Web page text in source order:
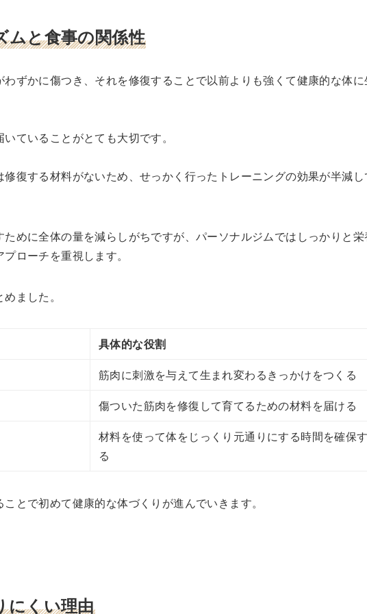
ムと食事の関係性
ずかに傷つき、それを修復することで以前よりも強くて健康的な体に
ていることがとても大切です。
復する材料がないため、せっかく行ったトレーニングの効果が半減し
めに全体の量を減らしがちですが、パーソナルジムではしっかりと栄
ローチを重視します。
ました。
具体的な役割
筋肉に刺激を与えて生まれ変わるきっかけをつくる
傷ついた筋肉を修復して育てるための材料を届ける
材料を使って体をじっくり元通りにする時間を確保す
る
とで初めて健康的な体づくりが進んでいきます。
にくい理由